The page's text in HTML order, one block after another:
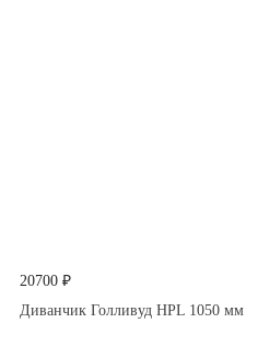
20700 ₽
Диванчик Голливуд HPL 1050 мм